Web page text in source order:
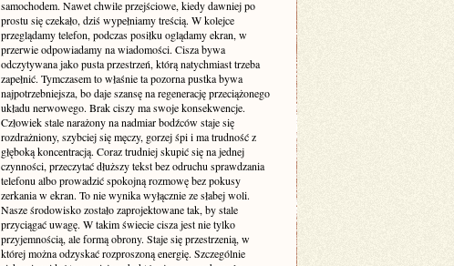
samochodem. Nawet chwile przejściowe, kiedy dawniej po
prostu się czekało, dziś wypełniamy treścią. W kolejce
przeglądamy telefon, podczas posiłku oglądamy ekran, w
przerwie odpowiadamy na wiadomości. Cisza bywa
odczytywana jako pusta przestrzeń, którą natychmiast trzeba
zapełnić. Tymczasem to właśnie ta pozorna pustka bywa
najpotrzebniejsza, bo daje szansę na regenerację przeciążonego
układu nerwowego. Brak ciszy ma swoje konsekwencje.
Człowiek stale narażony na nadmiar bodźców staje się
rozdrażniony, szybciej się męczy, gorzej śpi i ma trudność z
głęboką koncentracją. Coraz trudniej skupić się na jednej
czynności, przeczytać dłuższy tekst bez odruchu sprawdzania
telefonu albo prowadzić spokojną rozmowę bez pokusy
zerkania w ekran. To nie wynika wyłącznie ze słabej woli.
Nasze środowisko zostało zaprojektowane tak, by stale
przyciągać uwagę. W takim świecie cisza jest nie tylko
przyjemnością, ale formą obrony. Staje się przestrzenią, w
której można odzyskać rozproszoną energię. Szczególnie